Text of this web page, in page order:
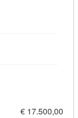
€ 17.500,00